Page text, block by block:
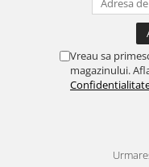
Vreau sa
magazinului.